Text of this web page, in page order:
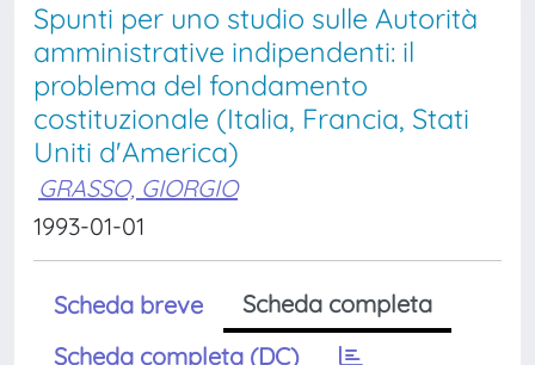
Spunti per uno studio sulle Autorità
amministrative indipendenti: il
problema del fondamento
costituzionale (Italia, Francia, Stati
Uniti d'America)
GRASSO, GIORGIO
1993-01-01
Scheda breve
Scheda completa
Scheda completa (DC)